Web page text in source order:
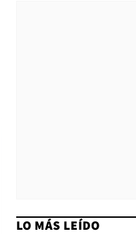
LO MÁS LEÍDO